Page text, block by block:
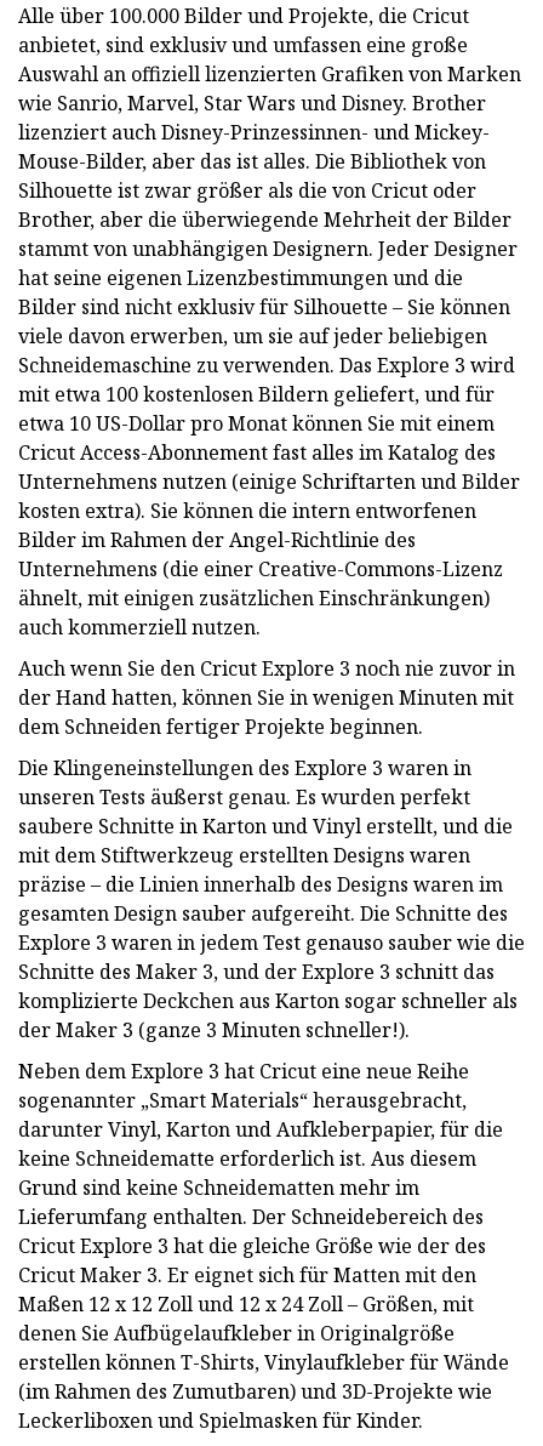
Alle über 100.000 Bilder und Projekte, die Cricut
anbietet, sind exklusiv und umfassen eine große
Auswahl an offiziell lizenzierten Grafiken von Marken
wie Sanrio, Marvel, Star Wars und Disney. Brother
lizenziert auch Disney-Prinzessinnen- und Mickey-
Mouse-Bilder, aber das ist alles. Die Bibliothek von
Silhouette ist zwar größer als die von Cricut oder
Brother, aber die überwiegende Mehrheit der Bilder
stammt von unabhängigen Designern. Jeder Designer
hat seine eigenen Lizenzbestimmungen und die
Bilder sind nicht exklusiv für Silhouette – Sie können
viele davon erwerben, um sie auf jeder beliebigen
Schneidemaschine zu verwenden. Das Explore 3 wird
mit etwa 100 kostenlosen Bildern geliefert, und für
etwa 10 US-Dollar pro Monat können Sie mit einem
Cricut Access-Abonnement fast alles im Katalog des
Unternehmens nutzen (einige Schriftarten und Bilder
kosten extra). Sie können die intern entworfenen
Bilder im Rahmen der Angel-Richtlinie des
Unternehmens (die einer Creative-Commons-Lizenz
ähnelt, mit einigen zusätzlichen Einschränkungen)
auch kommerziell nutzen.
Auch wenn Sie den Cricut Explore 3 noch nie zuvor in
der Hand hatten, können Sie in wenigen Minuten mit
dem Schneiden fertiger Projekte beginnen.
Die Klingeneinstellungen des Explore 3 waren in
unseren Tests äußerst genau. Es wurden perfekt
saubere Schnitte in Karton und Vinyl erstellt, und die
mit dem Stiftwerkzeug erstellten Designs waren
präzise – die Linien innerhalb des Designs waren im
gesamten Design sauber aufgereiht. Die Schnitte des
Explore 3 waren in jedem Test genauso sauber wie die
Schnitte des Maker 3, und der Explore 3 schnitt das
komplizierte Deckchen aus Karton sogar schneller als
der Maker 3 (ganze 3 Minuten schneller!).
Neben dem Explore 3 hat Cricut eine neue Reihe
sogenannter „Smart Materials“ herausgebracht,
darunter Vinyl, Karton und Aufkleberpapier, für die
keine Schneidematte erforderlich ist. Aus diesem
Grund sind keine Schneidematten mehr im
Lieferumfang enthalten. Der Schneidebereich des
Cricut Explore 3 hat die gleiche Größe wie der des
Cricut Maker 3. Er eignet sich für Matten mit den
Maßen 12 x 12 Zoll und 12 x 24 Zoll – Größen, mit
denen Sie Aufbügelaufkleber in Originalgröße
erstellen können T-Shirts, Vinylaufkleber für Wände
(im Rahmen des Zumutbaren) und 3D-Projekte wie
Leckerliboxen und Spielmasken für Kinder.